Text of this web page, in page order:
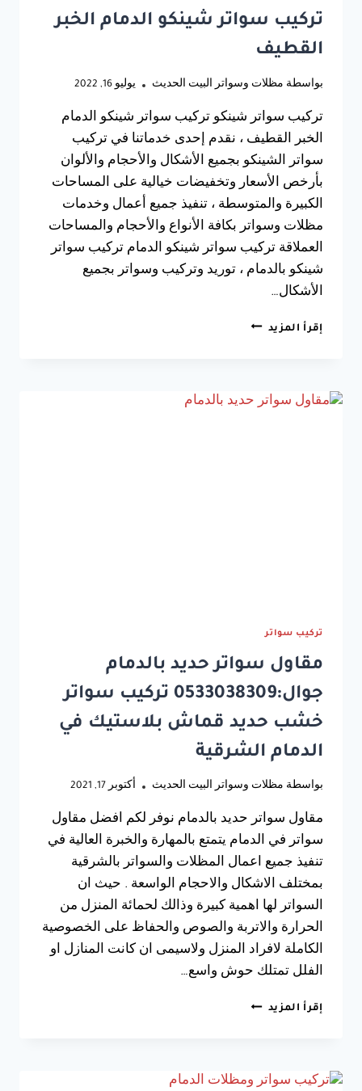
تركيب سواتر شينكو الدمام الخبر
القطيف
بواسطة مظلات وسواتر البيت الحديث يوليو 16, 2022
تركيب سواتر شينكو تركيب سواتر شينكو الدمام
الخبر القطيف ، نقدم إحدى خدماتنا في تركيب
سواتر الشينكو بجميع الأشكال والأحجام والألوان
بأرخص الأسعار وتخفيضات خيالية على المساحات
الكبيرة والمتوسطة ، تنفيذ جميع أعمال وخدمات
مظلات وسواتر بكافة الأنواع والأحجام والمساحات
العملاقة تركيب سواتر شينكو الدمام تركيب سواتر
شينكو بالدمام ، توريد وتركيب وسواتر بجميع
الأشكال…
إقرأ المزيد تركيب
القطيف
تركيب سواتر
مقاول سواتر حديد بالدمام
جوال:0533038309 تركيب سواتر
خشب حديد قماش بلاستيك في
الدمام الشرقية
بواسطة مظلات وسواتر البيت الحديث أكتوبر 17, 2021
مقاول سواتر حديد بالدمام نوفر لكم افضل مقاول
سواتر في الدمام يتمتع بالمهارة والخبرة العالية في
تنفيذ جميع اعمال المظلات والسواتر بالشرقية
بمختلف الاشكال والاحجام الواسعة . حيث ان
السواتر لها اهمية كبيرة وذالك لحمائة المنزل من
الحرارة والاتربة والصوص والحفاظ على الخصوصية
الكاملة لافراد المنزل ولاسيمى ان كانت المنازل او
الفلل تمتلك حوش واسع…
إقرأ المزيد مقاول
جوال:0533038309